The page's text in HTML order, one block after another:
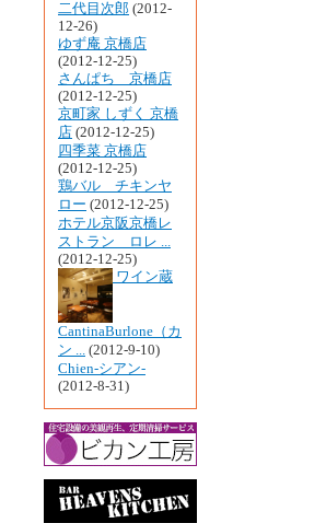
二代目次郎 (2012-
12-26)
ゆず庵 京橋店
(2012-12-25)
さんぱち 京橋店
(2012-12-25)
京町家 しずく 京橋
店 (2012-12-25)
四季菜 京橋店
(2012-12-25)
鶏バル チキンヤ
ロー (2012-12-25)
ホテル京阪京橋レ
ストラン ロレ ...
(2012-12-25)
ワイン蔵
CantinaBurlone（カ
ン ... (2012-9-10)
Chien-シアン-
(2012-8-31)